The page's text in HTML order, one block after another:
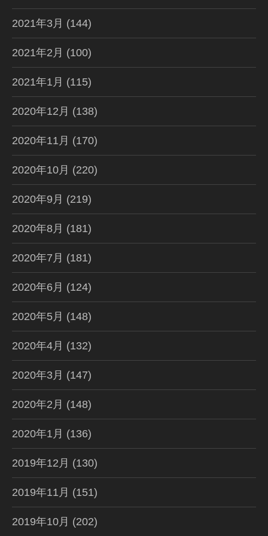
2021年3月 (144)
2021年2月 (100)
2021年1月 (115)
2020年12月 (138)
2020年11月 (170)
2020年10月 (220)
2020年9月 (219)
2020年8月 (181)
2020年7月 (181)
2020年6月 (124)
2020年5月 (148)
2020年4月 (132)
2020年3月 (147)
2020年2月 (148)
2020年1月 (136)
2019年12月 (130)
2019年11月 (151)
2019年10月 (202)